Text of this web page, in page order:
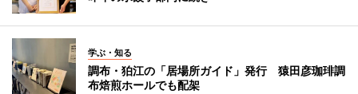
学ぶ・知る
調布・狛江の「居場所ガイド」発行 猿田彦珈琲調
布焙煎ホールでも配架